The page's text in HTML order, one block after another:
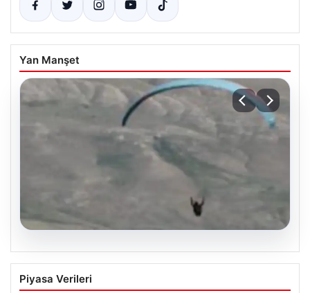
Yan Manşet
07.08.2026
Fas’tan İspanya’ya yamaç paraşütüyle
geçmeye çalışan göçmen yaşamını
Piyasa Verileri